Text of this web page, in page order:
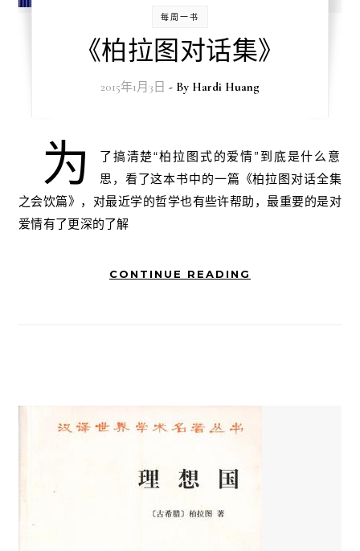
每周一书
《柏拉图对话集》
2015年1月3日 - By Hardi Huang
为
了搞清楚“柏拉图式的爱情”到底是什么意
思，看了这本书中的一篇《柏拉图对话全集
之会饮篇》，对最近学的哲学也有些许帮助，最重要的是对
爱情有了更深的了解
CONTINUE READING